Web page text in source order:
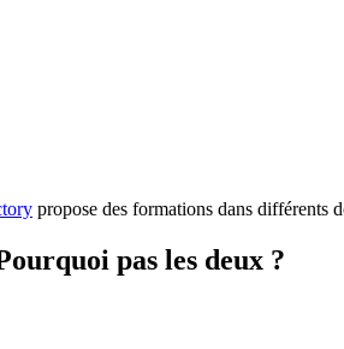
propose des formations dans différents
pas les deux ?